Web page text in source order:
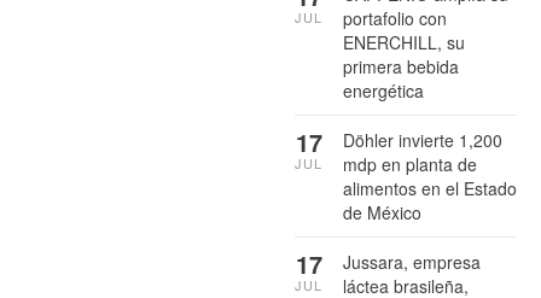
portafolio con
ENERCHILL, su
primera bebida
energética
JUL
Döhler invierte 1,200
mdp en planta de
alimentos en el Estado
de México
17
JUL
Jussara, empresa
láctea brasileña,
17
JUL